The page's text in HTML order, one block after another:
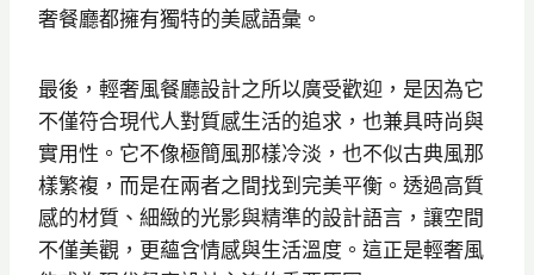
奢餐廳都擁有獨特的美感語彙。
最後，輕奢風餐廳設計之所以廣受歡迎，是因為它
不僅符合現代人對質感生活的追求，也兼具時尚與
實用性。它不像極簡風那樣冷淡，也不似古典風那
樣繁複，而是在兩者之間找到完美平衡。透過高質
感的材質、細緻的光影與精準的設計語言，讓空間
不僅美觀，更蘊含情感與生活溫度。這正是輕奢風